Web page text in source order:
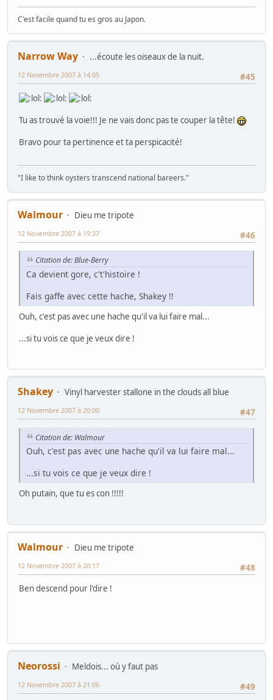
C'est facile quand tu es gros au Japon.
Narrow Way
...écoute les oiseaux de la nuit.
#45
12 Novembre 2007 à 14:05
Tu as trouvé la voie!!! Je ne vais donc pas te couper la tête!
Bravo pour ta pertinence et ta perspicacité!
"I like to think oysters transcend national bareers."
Walmour
Dieu me tripote
#46
12 Novembre 2007 à 19:37
Citation de: Blue-Berry
Ca devient gore, c't'histoire !
Fais gaffe avec cette hache, Shakey !!
Ouh, c'est pas avec une hache qu'il va lui faire mal...
...si tu vois ce que je veux dire !
Shakey
Vinyl harvester stallone in the clouds all blue
#47
12 Novembre 2007 à 20:00
Citation de: Walmour
Ouh, c'est pas avec une hache qu'il va lui faire mal...
...si tu vois ce que je veux dire !
Oh putain, que tu es con !!!!!
Walmour
Dieu me tripote
#48
12 Novembre 2007 à 20:17
Ben descend pour l'dire !
Neorossi
Meldois... où y faut pas
#49
12 Novembre 2007 à 21:06